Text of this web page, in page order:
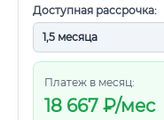
Доступная рассрочка:
Платеж в месяц:
18 667 ₽/мес